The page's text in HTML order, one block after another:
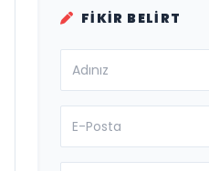
FIKIR BELIRT